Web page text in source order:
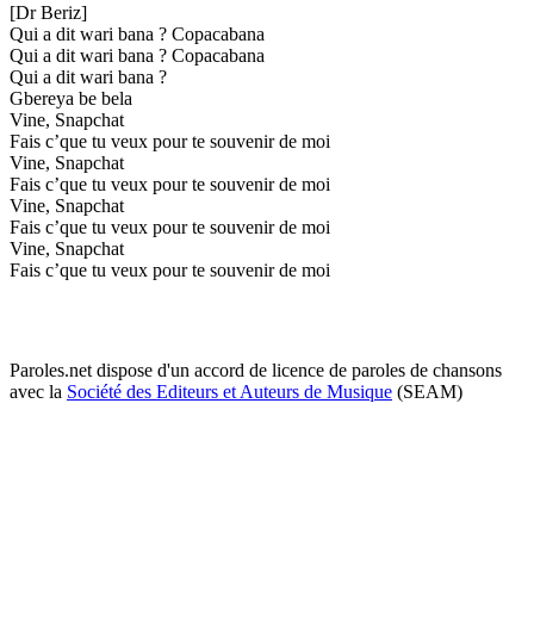
[Dr Beriz]
Qui a dit wari bana ? Copacabana
Qui a dit wari bana ? Copacabana
Qui a dit wari bana ?
Gbereya be bela
Vine, Snapchat
Fais c’que tu veux pour te souvenir de moi
Vine, Snapchat
Fais c’que tu veux pour te souvenir de moi
Vine, Snapchat
Fais c’que tu veux pour te souvenir de moi
Vine, Snapchat
Fais c’que tu veux pour te souvenir de moi
Paroles.net dispose d'un accord de licence de paroles de chansons
avec la Société des Editeurs et Auteurs de Musique (SEAM)